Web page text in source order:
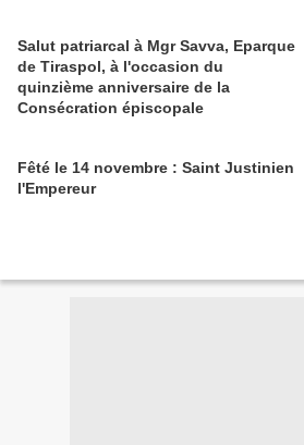
Salut patriarcal à Mgr Savva, Eparque
de Tiraspol, à l'occasion du
quinzième anniversaire de la
Consécration épiscopale
Fêté le 14 novembre : Saint Justinien
l'Empereur